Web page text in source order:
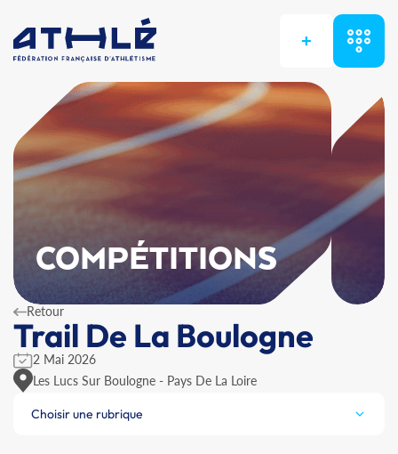
+
COMPÉTITIONS
Retour
Trail De La Boulogne
2 Mai 2026
Les Lucs Sur Boulogne - Pays De La Loire
Choisir une rubrique